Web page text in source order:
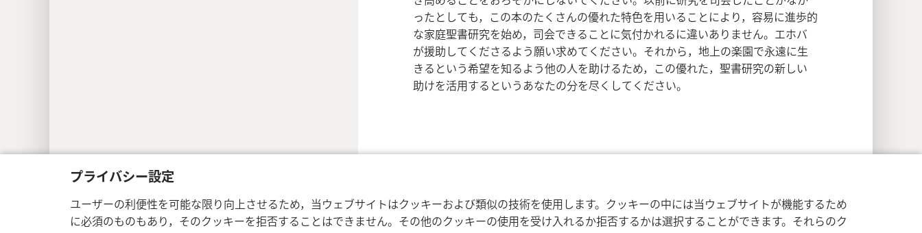
プライバシー設定
ユーザーの利便性を可能な限り向上させるため，当ウェブサイトはクッキーおよび類似の技術を使用します。クッキーの中には当ウェブサイトが機能するため
に必須のものもあり，そのクッキーを拒否することはできません。その他のクッキーの使用を受け入れるか拒否するかは選択することができます。それらのク
ったとしても，この本のたくさんの優れた特色を用いることにより，容易に進歩的
な家庭聖書研究を始め，司会できることに気付かれるに違いありません。エホバ
が援助してくださるよう願い求めてください。それから，地上の楽園で永遠に生
きるという希望を知るよう他の人を助けるため，この優れた，聖書研究の新しい
助けを活用するというあなたの分を尽くしてください。
Copyright © 2026 Watch Tower Bible and Tract Society of Pennsylvania 利用規約 プライバシーに関する方針 プライバシー設定 JW.ORG ログイン